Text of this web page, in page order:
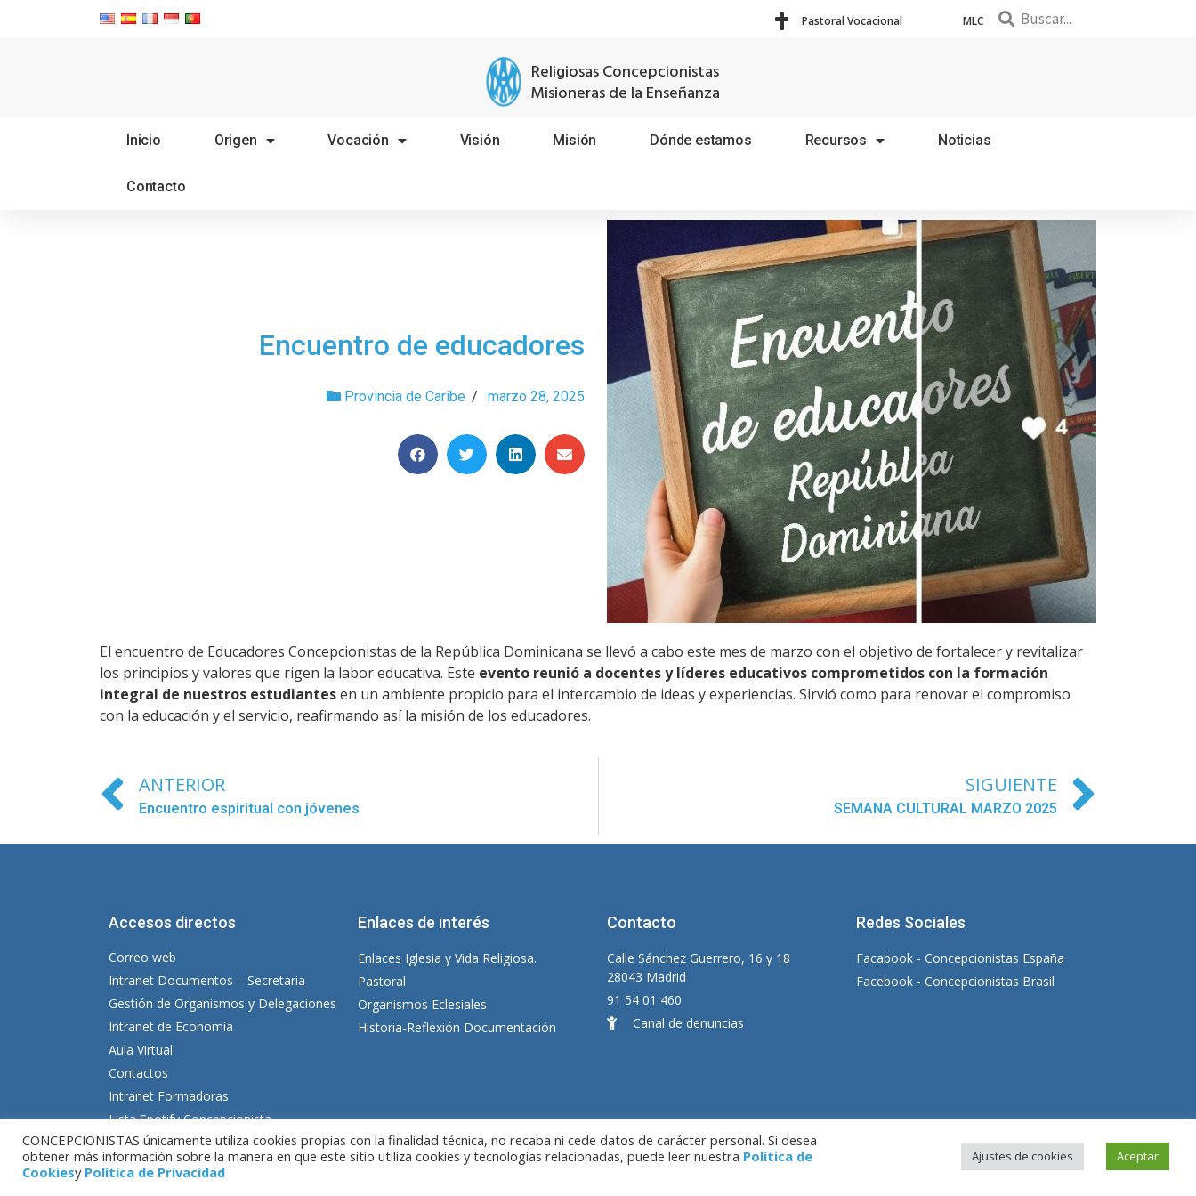
Pastoral Vocacional MLC
Religiosas Concepcionistas
Misioneras de la Enseñanza
Inicio Origen Vocación Visión Misión Dónde estamos Recursos Noticias
Contacto
Encuentro de educadores
Provincia de Caribe / marzo 28, 2025
El encuentro de Educadores Concepcionistas de la República Dominicana se llevó a cabo este mes de marzo con el objetivo de fortalecer y revitalizar
los principios y valores que rigen la labor educativa. Este evento reunió a docentes y líderes educativos comprometidos con la formación
integral de nuestros estudiantesen un ambiente propicio para el intercambio de ideas y experiencias. Sirvió como para renovar el compromiso
con la educación y el servicio, reafirmando así la misión de los educadores.
ANTERIOR
Encuentro espiritual con jóvenes
SIGUIENTE
SEMANA CULTURAL MARZO 2025
Accesos directos
Correo web
Intranet Documentos – Secretaria
Gestión de Organismos y Delegaciones
Intranet de Economía
Aula Virtual
Contactos
Intranet Formadoras
Lista Spotify Concepcionista
Enlaces de interés
Enlaces Iglesia y Vida Religiosa.
Pastoral
Organismos Eclesiales
Historia-Reflexión Documentación
Contacto
Calle Sánchez Guerrero, 16 y 18
28043 Madrid
91 54 01 460
Canal de denuncias
Redes Sociales
Facabook - Concepcionistas España
Facebook - Concepcionistas Brasil
© Copyright MM. Concepcionistas. Desarrollado por LC. S.L. Aviso Legal |Política de Privacidad Política de Cookies
CONCEPCIONISTAS únicamente utiliza cookies propias con la finalidad técnica, no recaba ni cede datos de carácter personal. Si desea
obtener más información sobre la manera en que este sitio utiliza cookies y tecnologías relacionadas, puede leer nuestra Política de
Cookiesy Política de Privacidad
Ajustes de cookies Aceptar